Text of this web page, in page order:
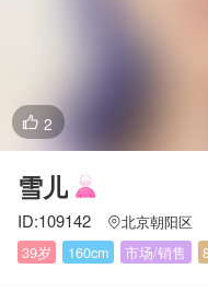
 2
雪儿
ID:109142 北京朝阳区
39岁
160cm 市场/销售